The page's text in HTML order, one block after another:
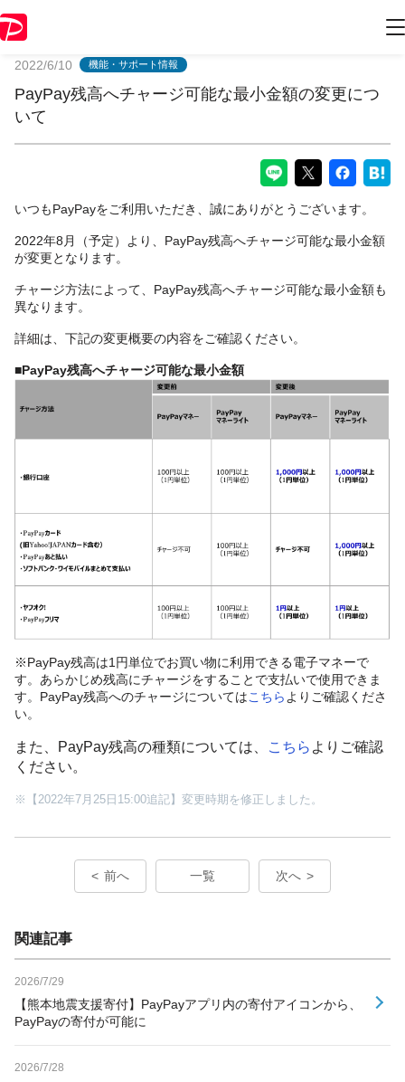
2022/6/10 機能・サポート情報
PayPay残高へチャージ可能な最小金額の変更につ
いて
いつもPayPayをご利用いただき、誠にありがとうございます。
2022年8月（予定）より、PayPay残高へチャージ可能な最小金額
が変更となります。
チャージ方法によって、PayPay残高へチャージ可能な最小金額も
異なります。
詳細は、下記の変更概要の内容をご確認ください。
■PayPay残高へチャージ可能な最小金額
※PayPay残高は1円単位でお買い物に利用できる電子マネーで
す。あらかじめ残高にチャージをすることで支払いで使用できま
す。PayPay残高へのチャージについてはこちら よりご確認くださ
い。
また、PayPay残高の種類については、 こちら よりご確認
ください。
※【2022年7月25日15:00追記】変更時期を修正しました。
前へ 一覧 次へ
関連記事
2026/7/29
【熊本地震支援寄付】PayPayアプリ内の寄付アイコンから、
PayPayの寄付が可能に
2026/7/28